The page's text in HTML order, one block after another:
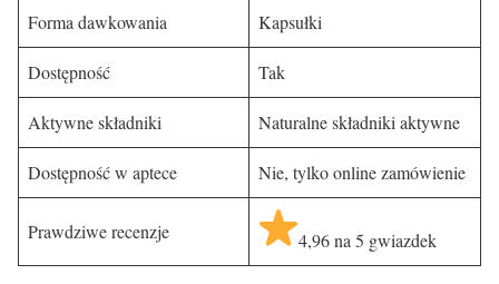
Forma dawkowania Kapsułki
Dostępność Tak
Aktywne składniki Naturalne składniki aktywne
Dostępność w aptece Nie, tylko online zamówienie
Prawdziwe recenzje 4,96 na 5 gwiazdek